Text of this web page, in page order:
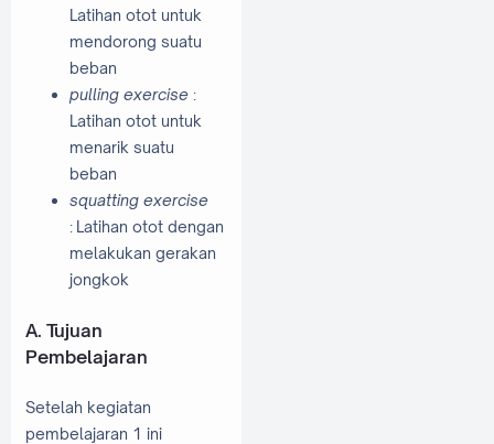
Latihan otot untuk
mendorong suatu
beban
pulling exercise :
Latihan otot untuk
menarik suatu
beban
squatting exercise
: Latihan otot dengan
melakukan gerakan
jongkok
A. Tujuan
Pembelajaran
Setelah kegiatan
pembelajaran 1 ini